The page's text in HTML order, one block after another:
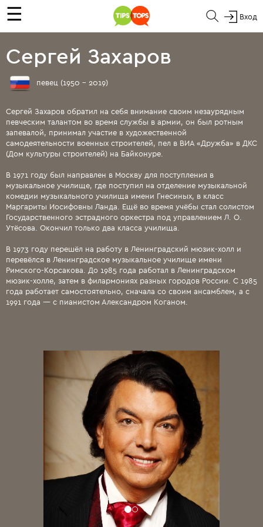
☰ Вход
Сергей Захаров
певец (1950 - 2019)
Сергей Захаров обратил на себя внимание своим незаурядным
певческим талантом во время службы в армии, он был ротным
запевалой, принимал участие в художественной
самодеятельности военных строителей, пел в ВИА «Дружба» в ДКС
(Дом культуры строителей) на Байконуре.
В 1971 году был направлен в Москву для поступления в
музыкальное училище, где поступил на отделение музыкальной
комедии музыкального училища имени Гнесиных, в класс
Маргариты Иосифовны Ланда. Ещё во время учёбы стал солистом
Государственного эстрадного оркестра под управлением Л. О.
Утёсова. Окончил только два класса училища.
В 1973 году перешёл на работу в Ленинградский мюзик-холл и
перевёлся в Ленинградское музыкальное училище имени
Римского-Корсакова. До 1985 года работал в Ленинградском
мюзик-холле, затем в филармониях разных городов России. С 1985
года работает самостоятельно, сначала со своим ансамблем, а с
1991 года — с пианистом Александром Коганом.